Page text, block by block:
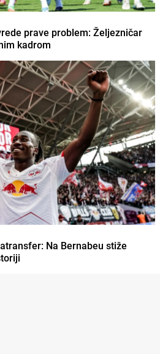
prave problem: Željezničar
kadrom
Na Bernabeu stiže